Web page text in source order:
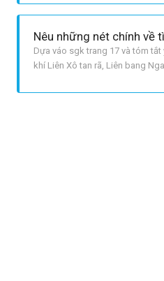
động mạnh mẽ đến tình hình
ra những
Dựa váo sgk trang 17 và tóm tắt
khí Liên Xô tan rã, Liên bang
Liên hợp quốc và tại các cơ